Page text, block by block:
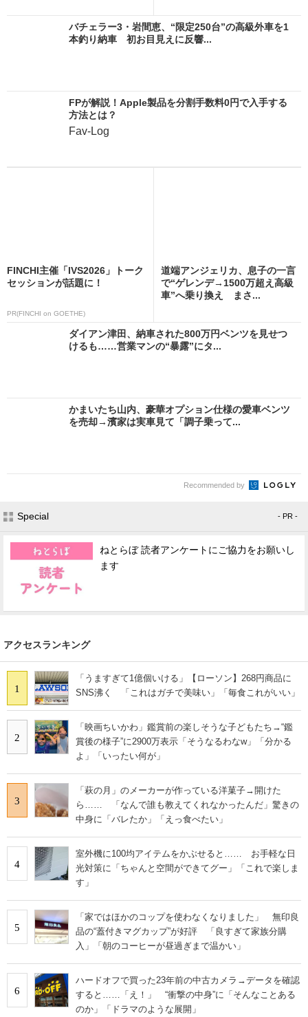
バチェラー3・岩間恵、“限定250台”の高級外車を1
本釣り納車 初お目見えに反響...
FPが解説！Apple製品を分割手数料0円で入手する
方法とは？
Fav-Log
FINCHI主催「IVS2026」トーク
セッションが話題に！
PR(FINCHI on GOETHE)
道端アンジェリカ、息子の一言
で“ゲレンデ→1500万超え高級
車”へ乗り換え まさ...
ダイアン津田、納車された800万円ベンツを見せつ
けるも……営業マンの“暴露”にタ...
かまいたち山内、豪華オプション仕様の愛車ベンツ
を売却→濱家は実車見て「調子乗って...
Recommended by
Special - PR -
ねとらぼ 読者アンケートにご協力をお願いし
ます
アクセスランキング
1
「うますぎて1億個いける」【ローソン】268円商品に
SNS沸く 「これはガチで美味い」「毎食これがいい」
2
「映画ちいかわ」鑑賞前の楽しそうな子どもたち→“鑑
賞後の様子”に2900万表示「そうなるわなw」「分かる
よ」「いったい何が」
3
「萩の月」のメーカーが作っている洋菓子→開けた
ら…… 「なんで誰も教えてくれなかったんだ」驚きの
中身に「バレたか」「えっ食べたい」
4
室外機に100均アイテムをかぶせると…… お手軽な日
光対策に「ちゃんと空間ができてグー」「これで楽しま
す」
5
「家ではほかのコップを使わなくなりました」 無印良
品の“蓋付きマグカップ”が好評 「良すぎて家族分購
入」「朝のコーヒーが昼過ぎまで温かい」
6
ハードオフで買った23年前の中古カメラ→データを確認
すると……「え！」 “衝撃の中身”に「そんなことある
のか」「ドラマのような展開」